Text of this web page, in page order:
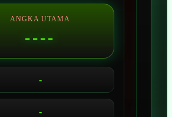
ANGKA UTAMA
----
-
-